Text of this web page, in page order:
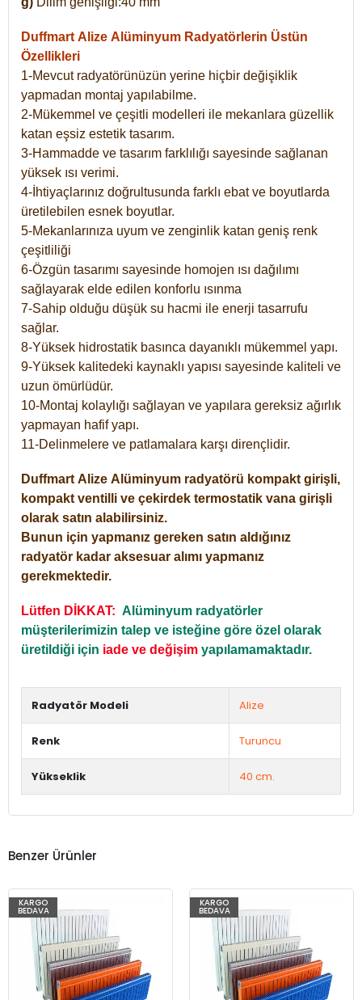
Duffmart Alize Alüminyum Radyatörlerin Üstün
Özellikleri
1-Mevcut radyatörünüzün yerine hiçbir değişiklik
yapmadan montaj yapılabilme.
2-Mükemmel ve çeşitli modelleri ile mekanlara güzellik
katan eşsiz estetik tasarım.
3-Hammadde ve tasarım farklılığı sayesinde sağlanan
yüksek ısı verimi.
4-İhtiyaçlarınız doğrultusunda farklı ebat ve boyutlarda
üretilebilen esnek boyutlar.
5-Mekanlarınıza uyum ve zenginlik katan geniş renk
çeşitliliği
6-Özgün tasarımı sayesinde homojen ısı dağılımı
sağlayarak elde edilen konforlu ısınma
7-Sahip olduğu düşük su hacmi ile enerji tasarrufu
sağlar.
8-Yüksek hidrostatik basınca dayanıklı mükemmel yapı.
9-Yüksek kalitedeki kaynaklı yapısı sayesinde kaliteli ve
uzun ömürlüdür.
10-Montaj kolaylığı sağlayan ve yapılara gereksiz ağırlık
yapmayan hafif yapı.
11-Delinmelere ve patlamalara karşı dirençlidir.
Duffmart Alize Alüminyum radyatörü kompakt girişli,
kompakt ventilli ve çekirdek termostatik vana girişli
olarak satın alabilirsiniz.
Bunun için yapmanız gereken satın aldığınız
radyatör kadar aksesuar alımı yapmanız
gerekmektedir.
Lütfen DİKKAT: Alüminyum radyatörler
müşterilerimizin talep ve isteğine göre özel olarak
üretildiği için iade ve değişim yapılamamaktadır.
Radyatör Modeli Alize
Renk Turuncu
Yükseklik 40 cm.
Benzer Ürünler
KARGO
BEDAVA
KARGO
BEDAVA